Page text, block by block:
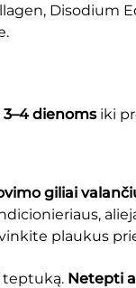
Disodium
dienomsiki
giliai
plaukus
teptuką. Netepti